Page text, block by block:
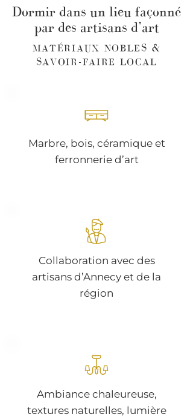
Dormir dans un lieu façonné
par des artisans d’art
MATÉRIAUX NOBLES &
SAVOIR-FAIRE LOCAL
Marbre, bois, céramique et
ferronnerie d’art
Collaboration avec des
artisans d’Annecy et de la
région
Ambiance chaleureuse,
textures naturelles, lumière